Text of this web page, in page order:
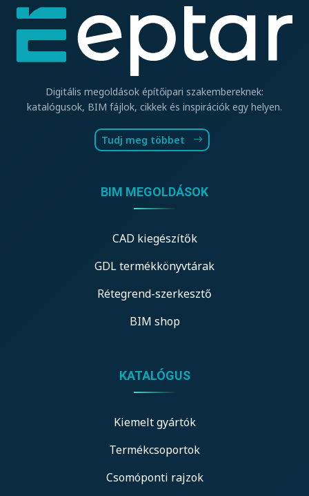
Digitális megoldások építőipari szakembereknek:
katalógusok, BIM fájlok, cikkek és inspirációk egy helyen.
Tudj meg többet
BIM MEGOLDÁSOK
CAD kiegészítők
GDL termékkönyvtárak
Rétegrend-szerkesztő
BIM shop
KATALÓGUS
Kiemelt gyártók
Termékcsoportok
Csomóponti rajzok